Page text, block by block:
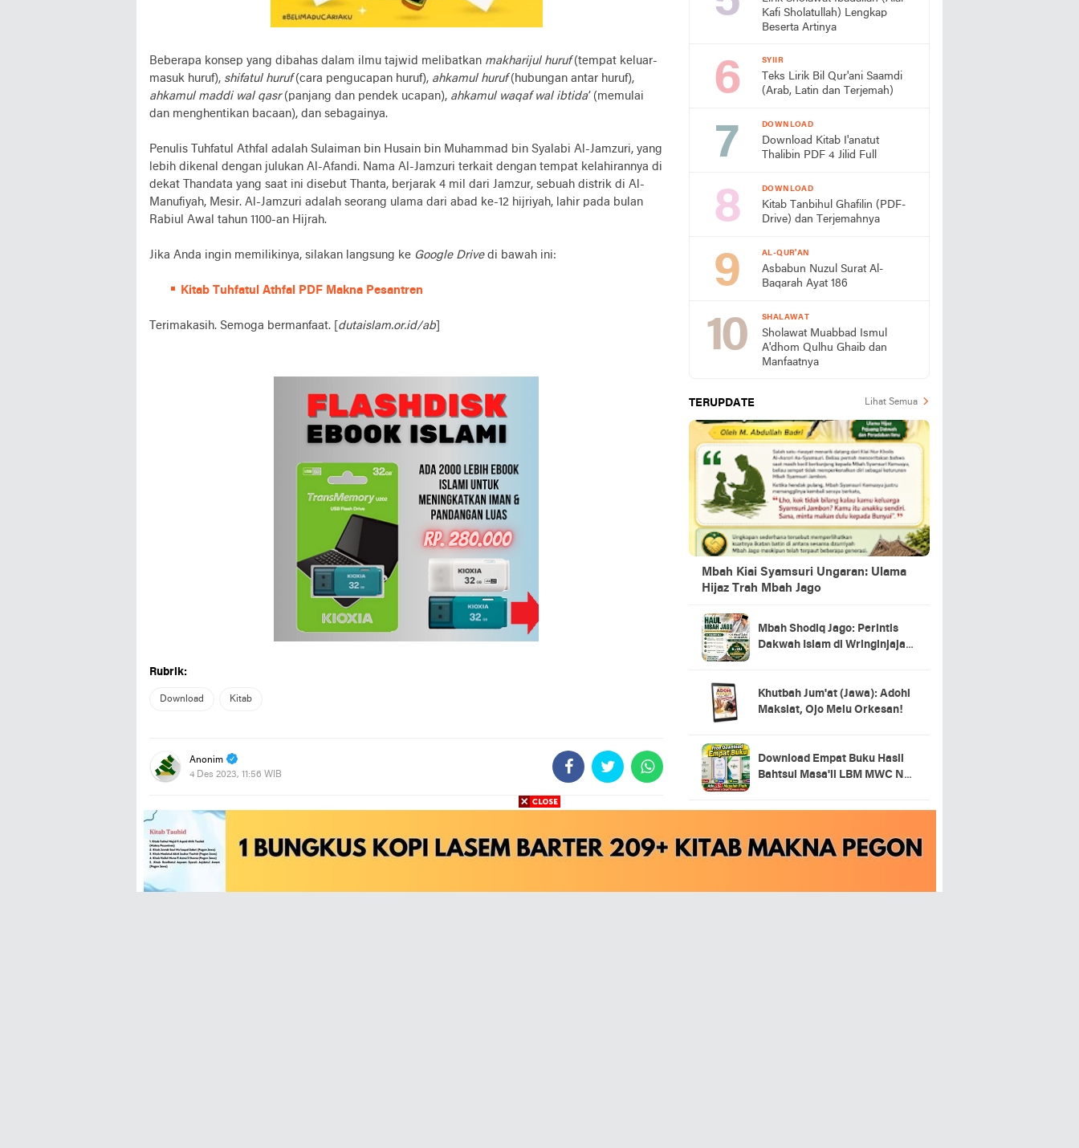
Beberapa konsep yang dibahas dalam ilmu tajwid melibatkan makharijul huruf(tempat keluar-
masuk huruf), shifatul huruf(cara pengucapan huruf), ahkamul huruf(hubungan antar huruf),
ahkamul maddi wal qasr(panjang dan pendek ucapan), ahkamul waqaf wal ibtida’(memulai
dan menghentikan bacaan), dan sebagainya.
Penulis Tuhfatul Athfal adalah Sulaiman bin Husain bin Muhammad bin Syalabi Al-Jamzuri, yang
lebih dikenal dengan julukan Al-Afandi. Nama Al-Jamzuri terkait dengan tempat kelahirannya di
dekat Thandata yang saat ini disebut Thanta, berjarak 4 mil dari Jamzur, sebuah distrik di Al-
Manufiyah, Mesir. Al-Jamzuri adalah seorang ulama dari abad ke-12 hijriyah, lahir pada bulan
Rabiul Awal tahun 1100-an Hijrah.
Jika Anda ingin memilikinya, silakan langsung ke Google Drivedi bawah ini:
Kitab Tuhfatul Athfal PDF Makna Pesantren
Terimakasih. Semoga bermanfaat. [ dutaislam.or.id/ab]
Rubrik:
Download Kitab
Anonim
4 Des 2023, 11:56 WIB
Buka komentar
REKOMENDASI
Kafi Sholatullah) Lengkap
Beserta Artinya
SYIIR
Teks Lirik Bil Qur'ani Saamdi
(Arab, Latin dan Terjemah)
DOWNLOAD
Download Kitab I'anatut
Thalibin PDF 4 Jilid Full
DOWNLOAD
Kitab Tanbihul Ghafilin (PDF-
Drive) dan Terjemahnya
AL-QUR'AN
Asbabun Nuzul Surat Al-
Baqarah Ayat 186
SHALAWAT
Sholawat Muabbad Ismul
A'dhom Qulhu Ghaib dan
Manfaatnya
TERUPDATE Lihat Semua
Mbah Kiai Syamsuri Ungaran: Ulama
Hijaz Trah Mbah Jago
Mbah Shodiq Jago: Perintis
Dakwah Islam di Wringinjajar,
Khutbah Jum'at (Jawa): Adohi
Maksiat, Ojo Melu Orkesan!
Download Empat Buku Hasil
Bahtsul Masa'il LBM MWC NU